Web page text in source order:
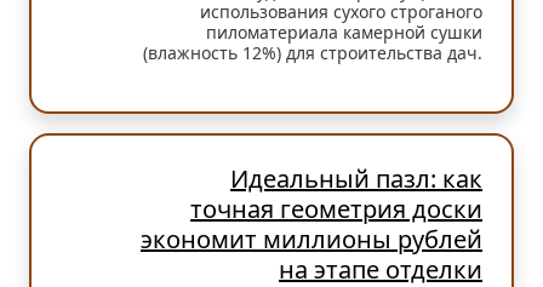
использования сухого строганого
пиломатериала камерной сушки
(влажность 12%) для строительства дач.
Идеальный пазл: как
точная геометрия доски
экономит миллионы рублей
на этапе отделки